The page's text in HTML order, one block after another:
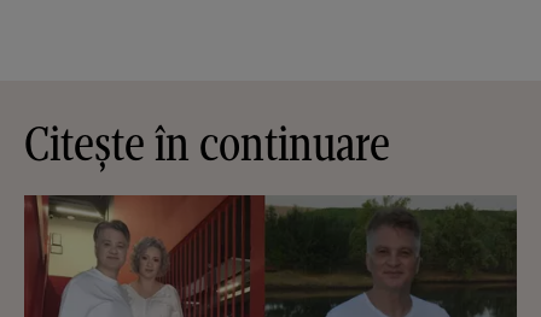
Citește în continuare